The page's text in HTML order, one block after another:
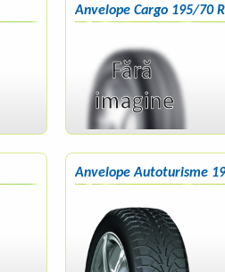
Anvelope Cargo 195/70
Anvelope Autoturisme